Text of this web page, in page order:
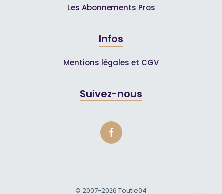
Les Abonnements Pros
Infos
Mentions légales et CGV
Suivez-nous
© 2007-2026 Toutle04